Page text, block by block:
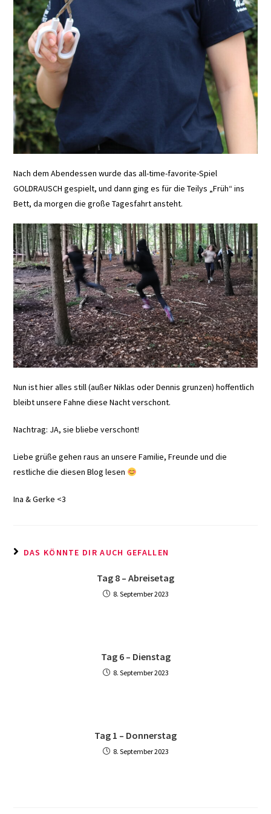
Nach dem Abendessen wurde das all-time-favorite-Spiel
GOLDRAUSCH gespielt, und dann ging es für die Teilys „Früh“ ins
Bett, da morgen die große Tagesfahrt ansteht.
Nun ist hier alles still (außer Niklas oder Dennis grunzen) hoffentlich
bleibt unsere Fahne diese Nacht verschont.
Nachtrag: JA, sie bliebe verschont!
Liebe grüße gehen raus an unsere Familie, Freunde und die
restliche die diesen Blog lesen
Ina & Gerke <3
DAS KÖNNTE DIR AUCH GEFALLEN
Tag 8 – Abreisetag
8. September 2023
Tag 6 – Dienstag
8. September 2023
Tag 1 – Donnerstag
8. September 2023